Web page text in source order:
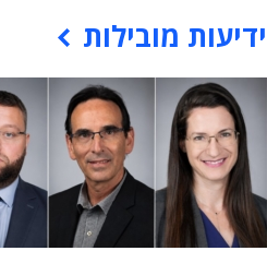
ידיעות מובילות